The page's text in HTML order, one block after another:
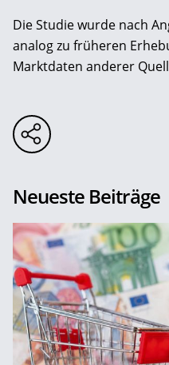
Die Studie wurde nach
analog zu früheren
Marktdaten anderer
Neueste Beiträge